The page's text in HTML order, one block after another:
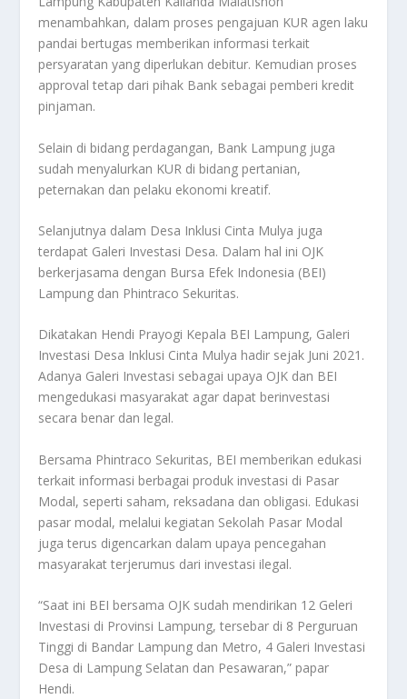
menambahkan, dalam proses pengajuan KUR agen laku
pandai bertugas memberikan informasi terkait
persyaratan yang diperlukan debitur. Kemudian proses
approval tetap dari pihak Bank sebagai pemberi kredit
pinjaman.
Selain di bidang perdagangan, Bank Lampung juga
sudah menyalurkan KUR di bidang pertanian,
peternakan dan pelaku ekonomi kreatif.
Selanjutnya dalam Desa Inklusi Cinta Mulya juga
terdapat Galeri Investasi Desa. Dalam hal ini OJK
berkerjasama dengan Bursa Efek Indonesia (BEI)
Lampung dan Phintraco Sekuritas.
Dikatakan Hendi Prayogi Kepala BEI Lampung, Galeri
Investasi Desa Inklusi Cinta Mulya hadir sejak Juni 2021.
Adanya Galeri Investasi sebagai upaya OJK dan BEI
mengedukasi masyarakat agar dapat berinvestasi
secara benar dan legal.
Bersama Phintraco Sekuritas, BEI memberikan edukasi
terkait informasi berbagai produk investasi di Pasar
Modal, seperti saham, reksadana dan obligasi. Edukasi
pasar modal, melalui kegiatan Sekolah Pasar Modal
juga terus digencarkan dalam upaya pencegahan
masyarakat terjerumus dari investasi ilegal.
“Saat ini BEI bersama OJK sudah mendirikan 12 Geleri
Investasi di Provinsi Lampung, tersebar di 8 Perguruan
Tinggi di Bandar Lampung dan Metro, 4 Galeri Investasi
Desa di Lampung Selatan dan Pesawaran,” papar
Hendi.